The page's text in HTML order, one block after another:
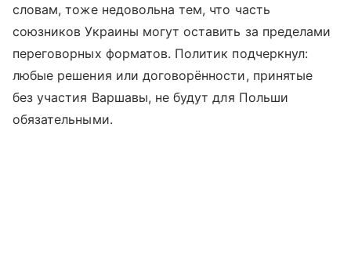
словам, тоже недовольна тем, что часть
союзников Украины могут оставить за пределами
переговорных форматов. Политик подчеркнул:
любые решения или договорённости, принятые
без участия Варшавы, не будут для Польши
обязательными.